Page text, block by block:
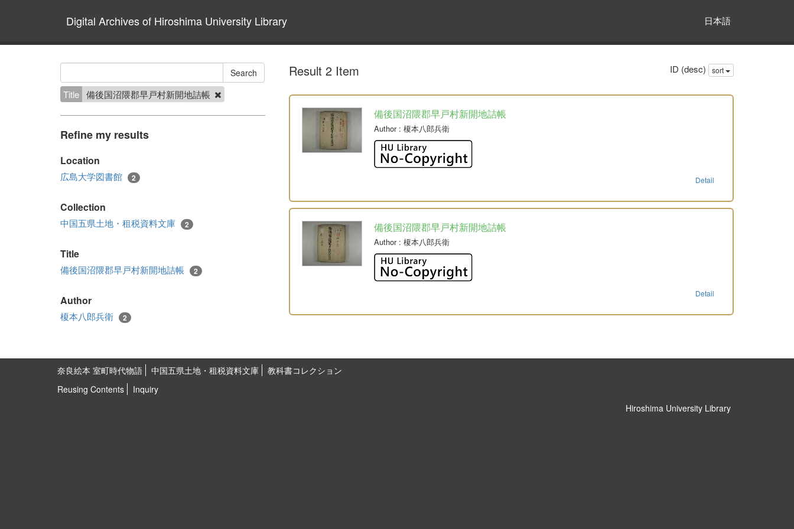
Digital Archives of Hiroshima University Library 日本語
Title 備後国沼隈郡早戸村新開地詰帳
Refine my results
Location
広島大学図書館 2
Collection
中国五県土地・租税資料文庫 2
Title
備後国沼隈郡早戸村新開地詰帳 2
Author
榎本八郎兵衛 2
Result 2 Item ID (desc) sort
備後国沼隈郡早戸村新開地詰帳
Author: 榎本八郎兵衛
Detail
備後国沼隈郡早戸村新開地詰帳
Author: 榎本八郎兵衛
Detail
奈良絵本 室町時代物語 中国五県土地・租税資料文庫
教科書コレクション
Reusing Contents
Inquiry
Hiroshima University Library